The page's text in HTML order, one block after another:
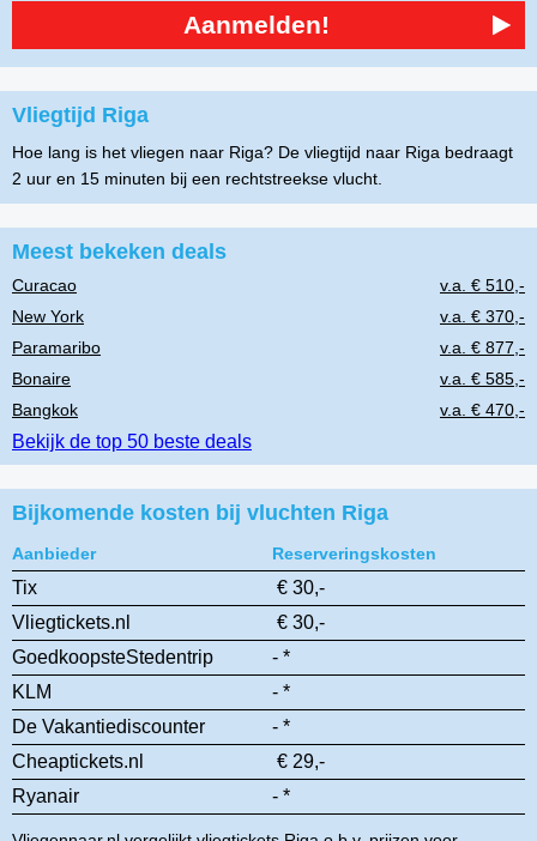
Aanmelden!
Vliegtijd Riga
Hoe lang is het vliegen naar Riga? De vliegtijd naar Riga bedraagt
2 uur en 15 minuten bij een rechtstreekse vlucht.
Meest bekeken deals
Curacao
v.a. € 510,-
New York
v.a. € 370,-
Paramaribo
v.a. € 877,-
Bonaire
v.a. € 585,-
Bangkok
v.a. € 470,-
Bekijk de top 50 beste deals
Bijkomende kosten bij vluchten Riga
Aanbieder Reserveringskosten
Tix
€ 30,-
Vliegtickets.nl
€ 30,-
GoedkoopsteStedentrip
- *
KLM
- *
De Vakantiediscounter
- *
Cheaptickets.nl
€ 29,-
Ryanair
- *